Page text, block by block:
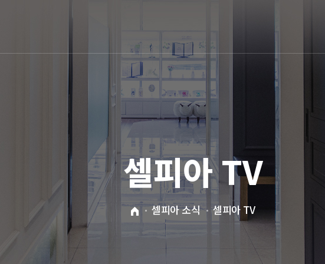
셀피아 TV
셀피아 소식 셀피아 TV